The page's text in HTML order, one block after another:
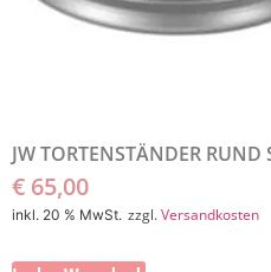
JW TORTENSTÄNDER
€ 65,00
inkl. 20 % MwSt. zzgl.Versandkosten